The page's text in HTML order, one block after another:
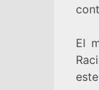
El